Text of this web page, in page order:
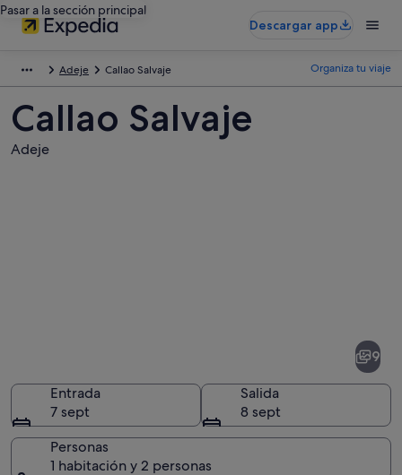
Pasar a la sección principal
Descargar app
Adeje Callao Salvaje Organiza tu viaje
Callao Salvaje
Adeje
9
Entrada
7 sept
Salida
8 sept
Personas
1 habitación y 2 personas